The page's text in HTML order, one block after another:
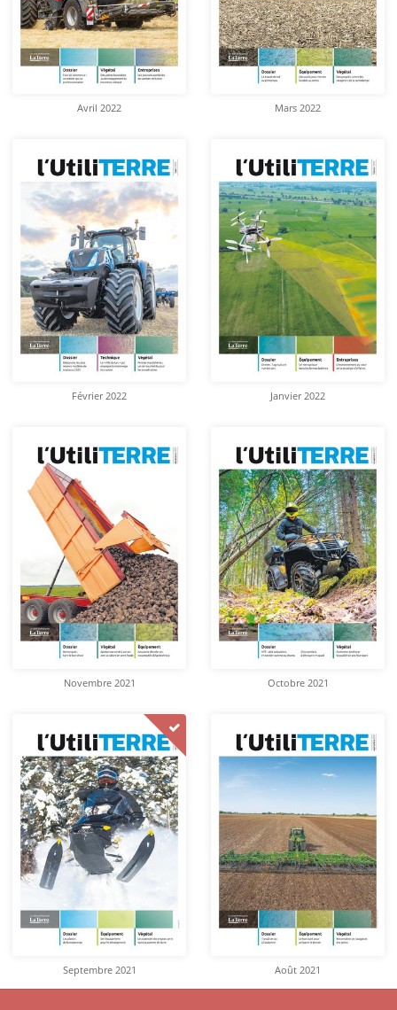
Avril 2022 Mars 2022
Février 2022 Janvier 2022
Novembre 2021 Octobre 2021
Septembre 2021 Août 2021